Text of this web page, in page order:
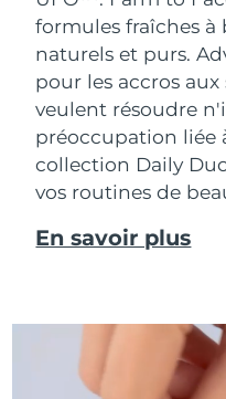
formules fraîches
naturels et purs.
pour les accros
veulent résoudre
préoccupation liée
collection Daily
vos routines de
En savoir plus